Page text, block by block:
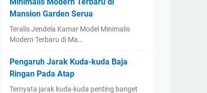
Mansion Garden Serua
Teralis Jendela Kamar Model Minimalis
Modern Terbaru di Ma…
Pengaruh Jarak Kuda-kuda Baja
Ringan Pada Atap
Ternyata jarak kuda-kuda penting banget